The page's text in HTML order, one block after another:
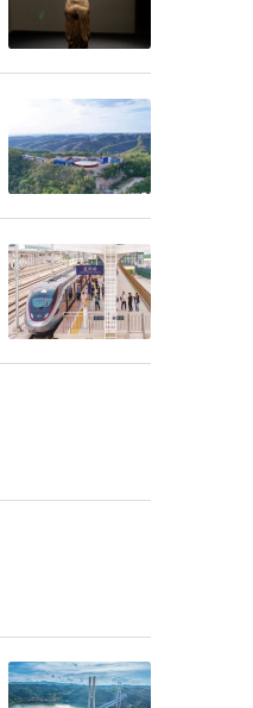
医院近
，同时
见和建
离岗不
赋诗一